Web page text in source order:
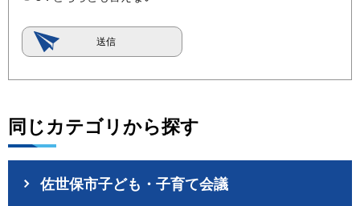
同じカテゴリから探す
佐世保市子ども・子育て会議